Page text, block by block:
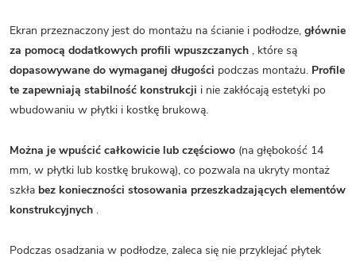
Ekran przeznaczony jest do montażu na ścianie i podłodze, głównie
za pomocą dodatkowych profili wpuszczanych , które są
dopasowywane do wymaganej długości podczas montażu. Profile
te zapewniają stabilność konstrukcji i nie zakłócają estetyki po
wbudowaniu w płytki i kostkę brukową.
Można je wpuścić całkowicie lub częściowo (na głębokość 14
mm, w płytki lub kostkę brukową), co pozwala na ukryty montaż
szkła bez konieczności stosowania przeszkadzających elementów
konstrukcyjnych .
Podczas osadzania w podłodze, zaleca się nie przyklejać płytek